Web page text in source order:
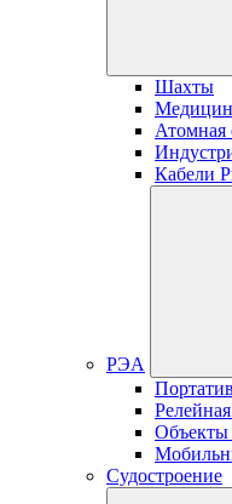
Шахты
Атомная
Кабели
РЭА
Релейная
Объекты
Судостроение